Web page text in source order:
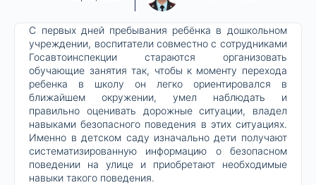
С первых дней пребывания ребёнка в дошкольном
учреждении, воспитатели совместно с сотрудниками
Госавтоинспекции стараются организовать
обучающие занятия так, чтобы к моменту перехода
ребенка в школу он легко ориентировался в
ближайшем окружении, умел наблюдать и
правильно оценивать дорожные ситуации, владел
навыками безопасного поведения в этих ситуациях.
Именно в детском саду изначально дети получают
систематизированную информацию о безопасном
поведении на улице и приобретают необходимые
навыки такого поведения.